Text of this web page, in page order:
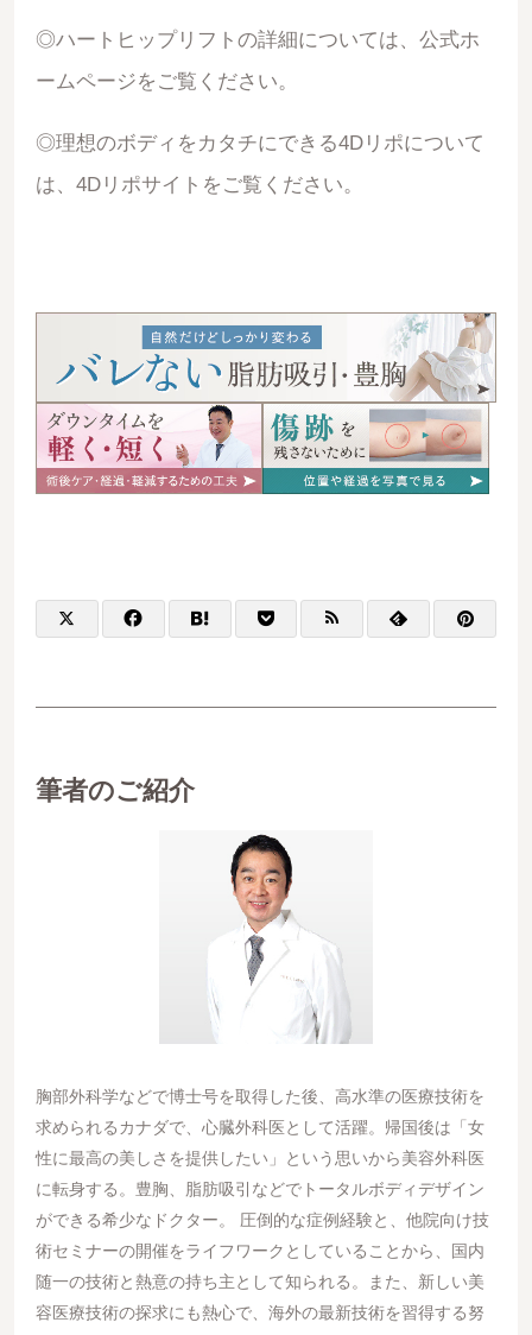
◎ハートヒップリフトの詳細については、 公式ホ
ームページをご覧ください。
◎理想のボディをカタチにできる4Dリポについて
は、 4Dリポサイト をご覧ください。
筆者のご紹介
胸部外科学などで博士号を取得した後、高水準の医療技術を
求められるカナダで、心臓外科医として活躍。帰国後は「女
性に最高の美しさを提供したい」という思いから美容外科医
に転身する。豊胸、脂肪吸引などでトータルボディデザイン
ができる希少なドクター。 圧倒的な症例経験と、他院向け技
術セミナーの開催をライフワークとしていることから、国内
随一の技術と熱意の持ち主として知られる。また、新しい美
容医療技術の探求にも熱心で、海外の最新技術を習得する努